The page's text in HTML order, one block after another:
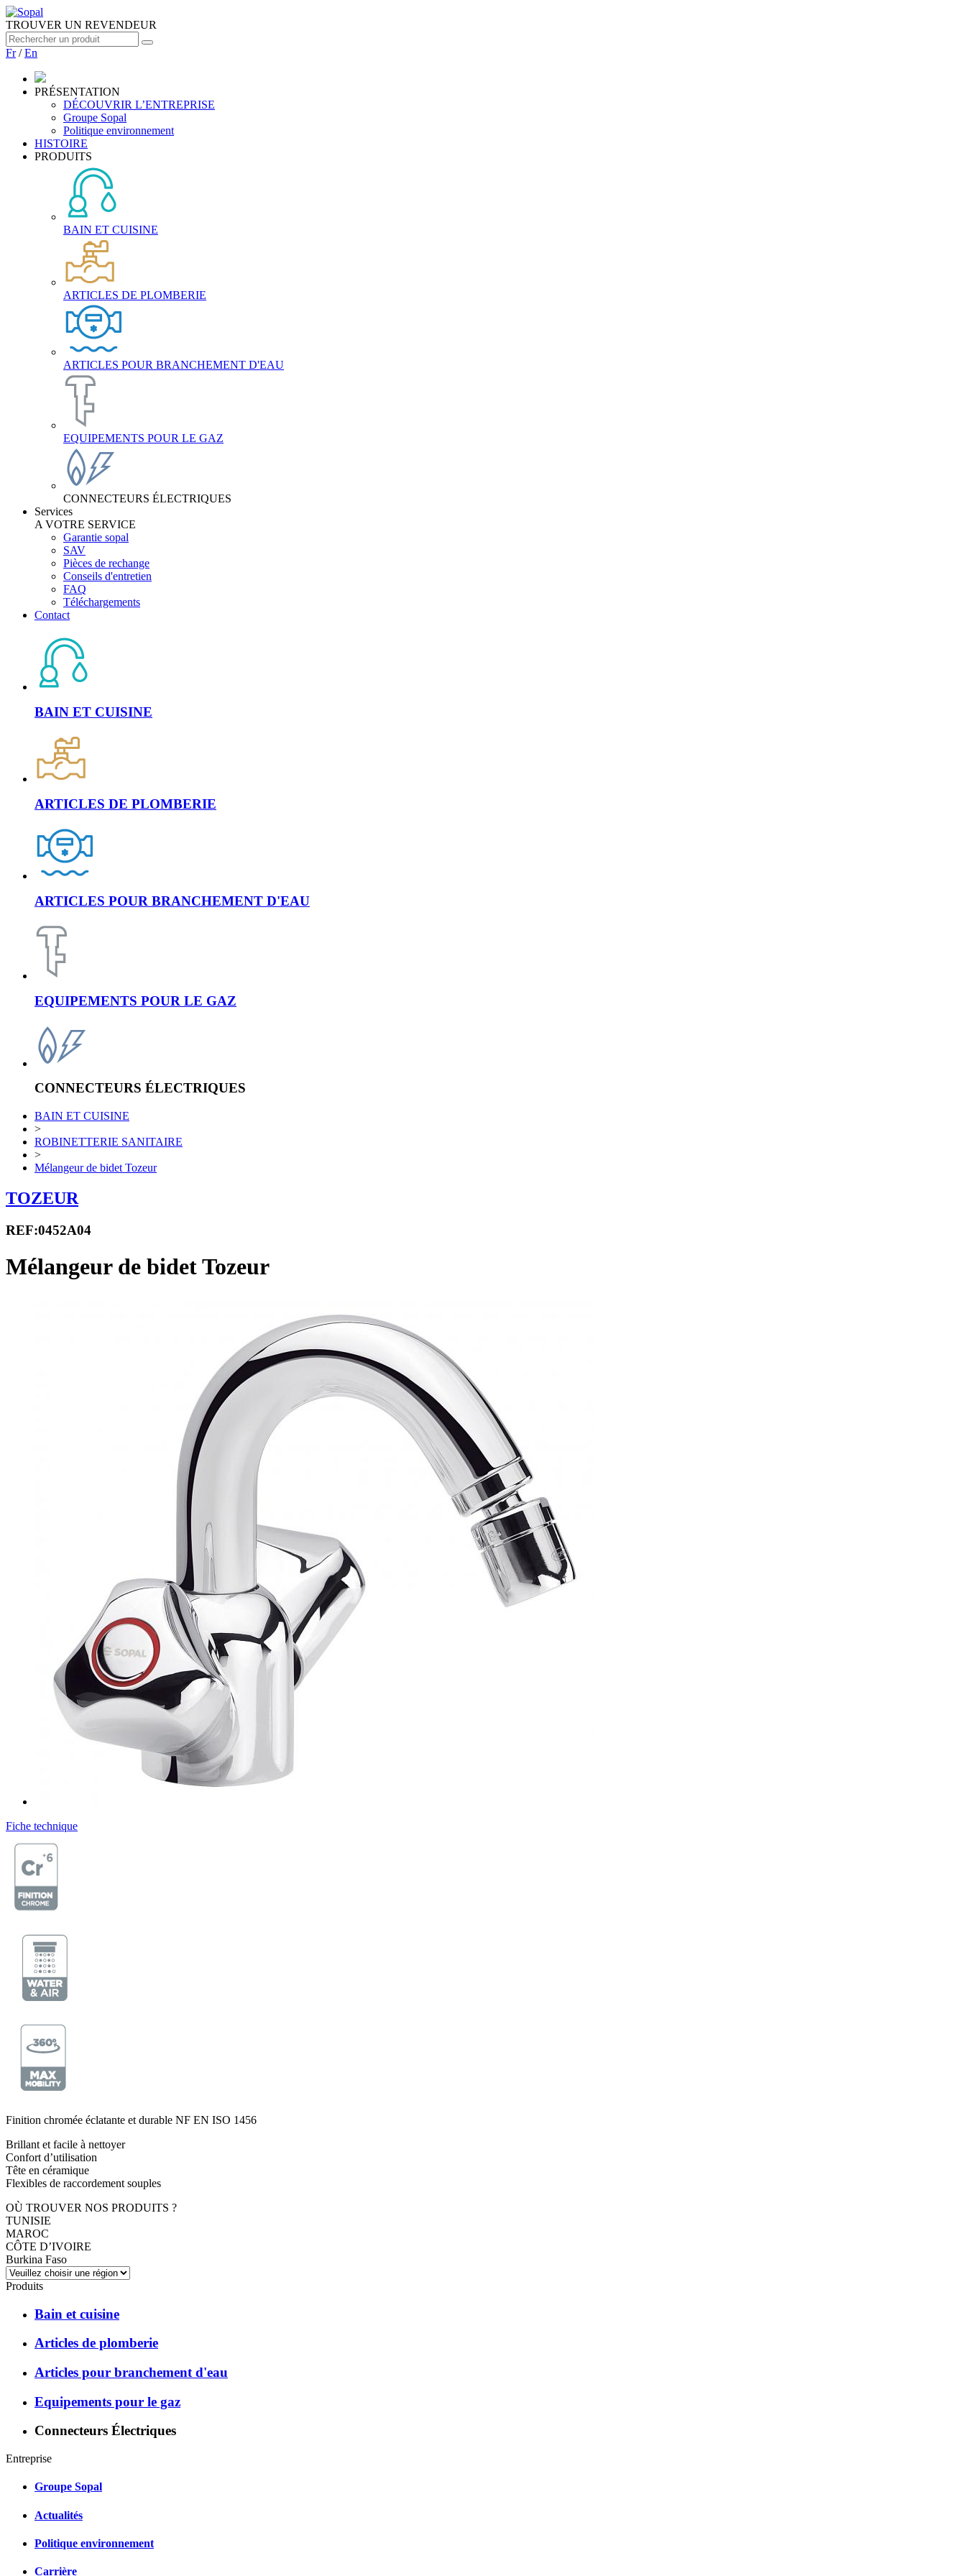
TROUVER UN REVENDEUR
Fr/En
PRÉSENTATION
DÉCOUVRIR L’ENTREPRISE
Groupe Sopal
Politique environnement
HISTOIRE
PRODUITS
BAIN ET CUISINE
ARTICLES DE PLOMBERIE
ARTICLES POUR BRANCHEMENT D'EAU
EQUIPEMENTS POUR LE GAZ
CONNECTEURS ÉLECTRIQUES
Services
A VOTRE SERVICE
Garantie sopal
SAV
Pièces de rechange
Conseils d'entretien
FAQ
Téléchargements
Contact
BAIN ET CUISINE
ARTICLES DE PLOMBERIE
ARTICLES POUR BRANCHEMENT D'EAU
EQUIPEMENTS POUR LE GAZ
CONNECTEURS ÉLECTRIQUES
BAIN ET CUISINE
>
ROBINETTERIE SANITAIRE
>
Mélangeur de bidet Tozeur
TOZEUR
REF:0452A04
Mélangeur de bidet Tozeur
Fiche technique
Finition chromée éclatante et durable NF EN ISO 1456
Brillant et facile à nettoyer
Confort d’utilisation
Tête en céramique
Flexibles de raccordement souples
OÙ TROUVER NOS PRODUITS ?
TUNISIE
MAROC
CÔTE D’IVOIRE
Burkina Faso
Produits
Bain et cuisine
Articles de plomberie
Articles pour branchement d'eau
Equipements pour le gaz
Connecteurs Électriques
Entreprise
Groupe Sopal
Actualités
Politique environnement
Carrière